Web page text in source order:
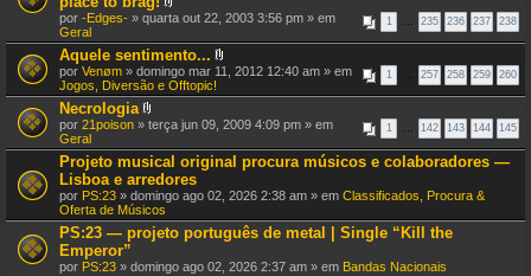
s
)
A
e
x
o
(
s
1 235 236 237 238
por -Edges- » quarta out 22, 2003 3:56 pm » em
Geral
Aquele sentimento...
A
n
e
o
s
)
1 257 258 259 260
por Venøm » domingo mar 11, 2012 12:40 am » em
Jogos, Diversão e Offtopic!
Necrologia
A
e
x
o
(
s
)
1 142 143 144 145
por 21poison » terça jun 09, 2009 4:09 pm » em
Geral
Projeto musical original procura músicos e colaboradores —
Lisboa e arredores
por PS:23 » domingo ago 02, 2026 2:38 am » em Classificados, Procura &
Oferta de Músicos
PS:23 — projeto português de metal | Single “Kill the
Emperor”
por PS:23 » domingo ago 02, 2026 2:37 am » em Bandas Nacionais